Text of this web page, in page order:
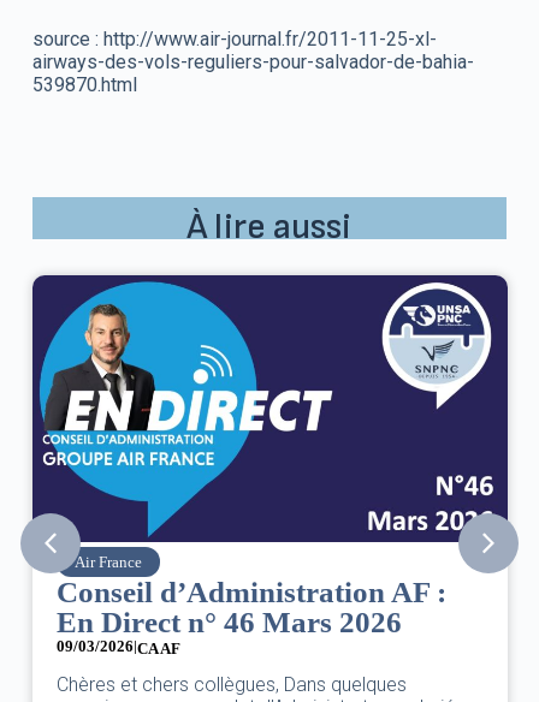
source : http://www.air-journal.fr/2011-11-25-xl-
airways-des-vols-reguliers-pour-salvador-de-bahia-
539870.html
À lire aussi
Air France
Conseil d’Administration AF :
En Direct n° 46 Mars 2026
09/03/2026|CA AF
Chères et chers collègues, Dans quelques